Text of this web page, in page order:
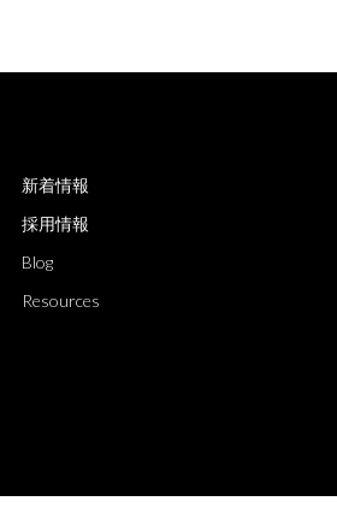
新着情報
採用情報
Blog
Resources